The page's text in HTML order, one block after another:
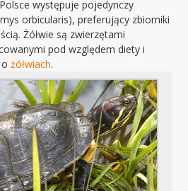
występuje pojedynczy
orbicularis), preferujący zbiorniki
Żółwie są zwierzętami
pod względem diety i
ożółwiach.